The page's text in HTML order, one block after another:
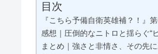
目次
『こちら予備自衛英雄補？！』
感想｜圧倒的なニトロと揺らぐ“
まとめ｜強さと非情さ、その先